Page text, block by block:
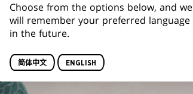
Choose from the options below, and we
will remember your preferred language
in the future.
简体中文 ENGLISH